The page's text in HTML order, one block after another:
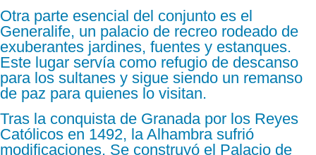
Otra parte esencial del conjunto es el
Generalife, un palacio de recreo rodeado de
exuberantes jardines, fuentes y estanques.
Este lugar servía como refugio de descanso
para los sultanes y sigue siendo un remanso
de paz para quienes lo visitan.
Tras la conquista de Granada por los Reyes
Católicos en 1492, la Alhambra sufrió
modificaciones. Se construyó el Palacio de